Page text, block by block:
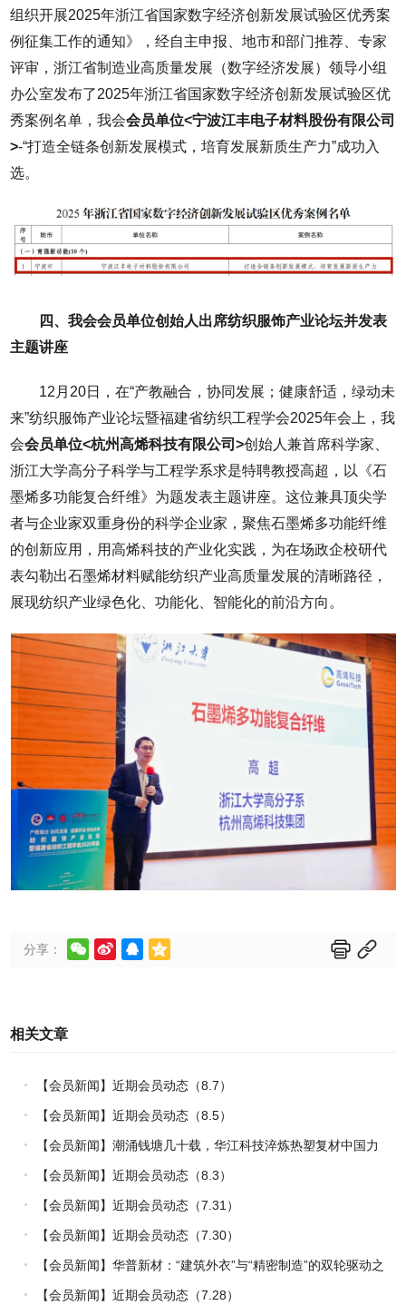
组织开展2025年浙江省国家数字经济创新发展试验区优秀案
例征集工作的通知》，经自主申报、地市和部门推荐、专家
评审，浙江省制造业高质量发展（数字经济发展）领导小组
办公室发布了2025年浙江省国家数字经济创新发展试验区优
秀案例名单，我会会员单位<宁波江丰电子材料股份有限公司
>-“打造全链条创新发展模式，培育发展新质生产力”成功入
选。
四、我会会员单位创始人出席纺织服饰产业论坛并发表
主题讲座
12月20日，在“产教融合，协同发展；健康舒适，绿动未
来”纺织服饰产业论坛暨福建省纺织工程学会2025年会上，我
会会员单位<杭州高烯科技有限公司>创始人兼首席科学家、
浙江大学高分子科学与工程学系求是特聘教授高超，以《石
墨烯多功能复合纤维》为题发表主题讲座。这位兼具顶尖学
者与企业家双重身份的科学企业家，聚焦石墨烯多功能纤维
的创新应用，用高烯科技的产业化实践，为在场政企校研代
表勾勒出石墨烯材料赋能纺织产业高质量发展的清晰路径，
展现纺织产业绿色化、功能化、智能化的前沿方向。
分享：      
相关文章
【会员新闻】近期会员动态（8.7）
【会员新闻】近期会员动态（8.5）
【会员新闻】潮涌钱塘几十载，华江科技淬炼热塑复材中国力
量
【会员新闻】近期会员动态（8.3）
【会员新闻】近期会员动态（7.31）
【会员新闻】近期会员动态（7.30）
【会员新闻】华普新材：“建筑外衣”与“精密制造”的双轮驱动之
路
【会员新闻】近期会员动态（7.28）